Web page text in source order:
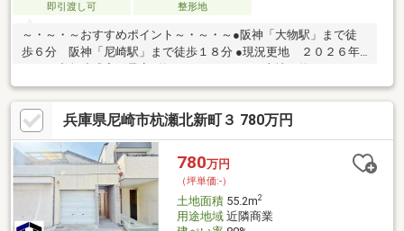
即引渡し可
整形地
～・～・～おすすめポイント～・～・～●阪神「大物駅」まで徒
歩６分 阪神「尼崎駅」まで徒歩１８分 ●現況更地 ２０２６年
９坪）●お好きなハウスメーカーで建築可能◆規約制限有：木造
で地階を有しない階数が３階建以下の住宅建築計画または更地利
用の方へ向けた土地販売です。◆司法書士売主指定■□■９０店舗
以上のFUKUYAネットワークでサポートいたします■□■家を買うと
き・売るときは福屋不動産販売尼崎店にお任せください！お客様
からのお問い合わせをスタッフ一同お待ちしております！フリー
ダイヤル：０１２０－２７－２９８１
兵庫県尼崎市杭瀬北新町３ 780万円
780万円
（坪単価:-）
土地面積55.2m2
用途地域近隣商業